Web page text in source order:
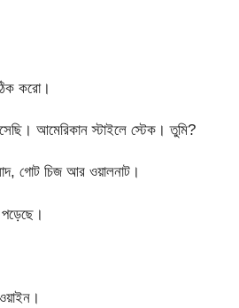
করো।
আমেরিকান স্টাইলে স্টেক। তুমি?
গোট চিজ আর ওয়ালনাট।